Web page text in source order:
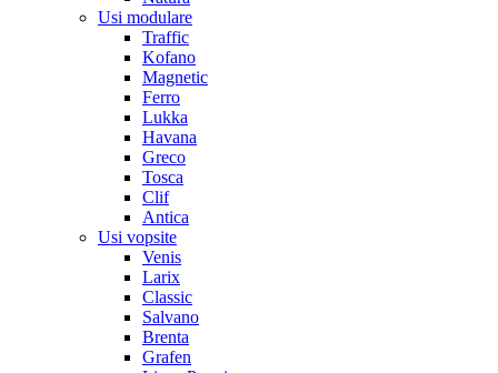
Usi modulare
Traffic
Kofano
Magnetic
Ferro
Lukka
Havana
Greco
Tosca
Clif
Antica
Usi vopsite
Venis
Larix
Classic
Salvano
Brenta
Grafen